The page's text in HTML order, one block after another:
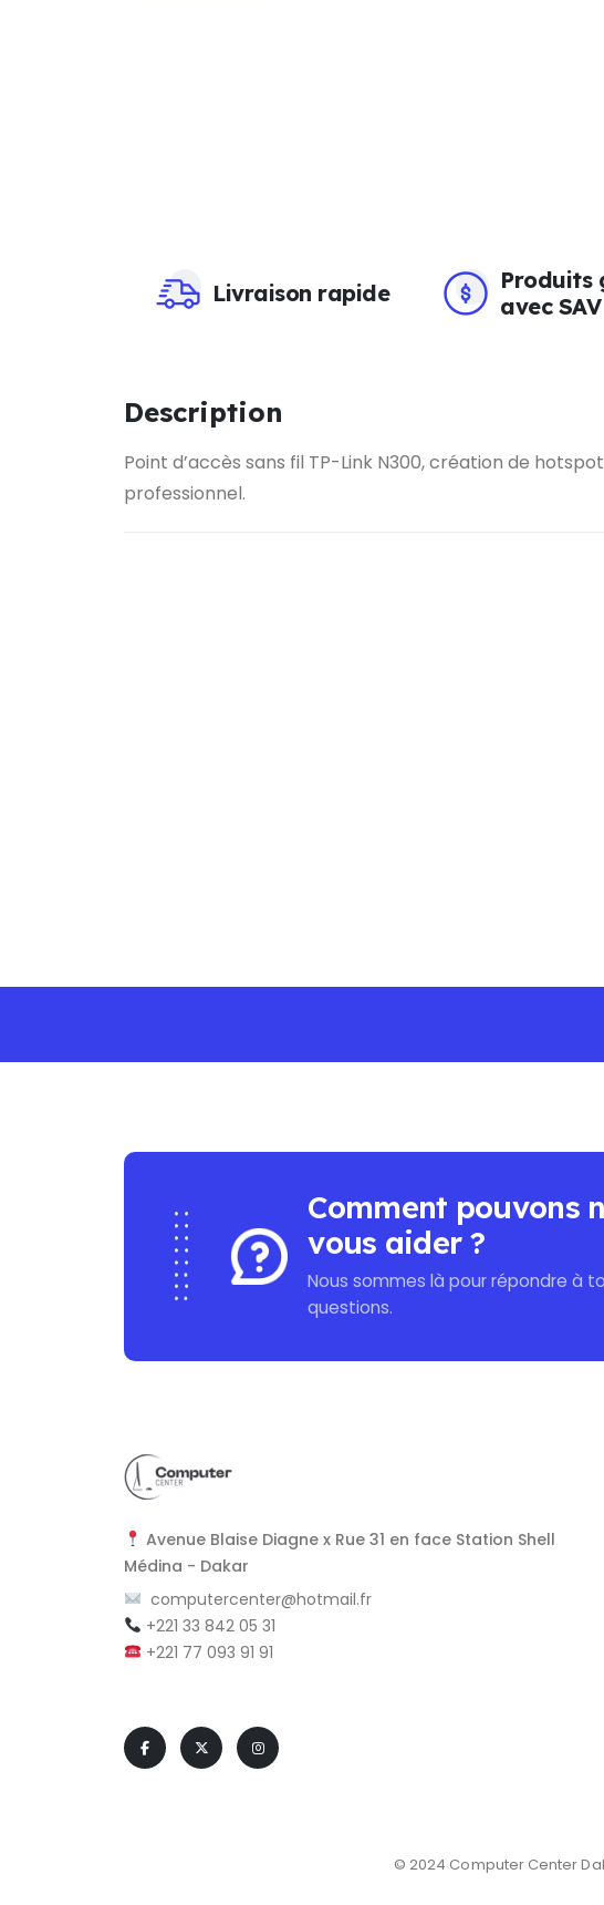
Livraison rapide
Produits
avec SAV
Description
Point d’accès sans fil TP-Link N300, création de hotspot
professionnel.
Comment pouvons
vous aider ?
Nous sommes là pour répondre à
questions.
Avenue Blaise Diagne x Rue 31 en face Station Shell
Médina - Dakar
computercenter@hotmail.fr
+221 33 842 05 31
+221 77 093 91 91
© 2024 Computer Center